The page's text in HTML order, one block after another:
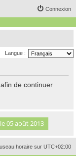
Connexion
Langue :
de continuer
horaire sur UTC+02:00